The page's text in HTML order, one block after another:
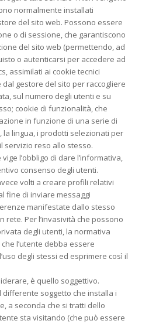
normalmente installati
del sito web. Possono essere
o di sessione, che garantiscono
del sito web (permettendo, ad
o autenticarsi per accedere ad
assimilati ai cookie tecnici
gestore del sito per raccogliere
sul numero degli utenti e su
cookie di funzionalità, che
in funzione di una serie di
lingua, i prodotti selezionati per
servizio reso allo stesso.
l’obbligo di dare l’informativa,
consenso degli utenti.
volti a creare profili relativi
fine di inviare messaggi
manifestate dallo stesso
rete. Per l’invasività che possono
degli utenti, la normativa
l’utente debba essere
degli stessi ed esprimere così il
è quello soggettivo.
differente soggetto che installa i
a seconda che si tratti dello
sta visitando (che può essere